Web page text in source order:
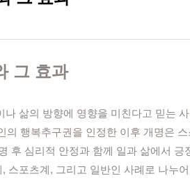
그 효과
삶의 방향에 영향을 미친다고 믿는
행복추구권을 인정한 이후 개명은
후 심리적 안정과 함께 일과 삶에서
스포츠계, 그리고 일반인 사례로 나누